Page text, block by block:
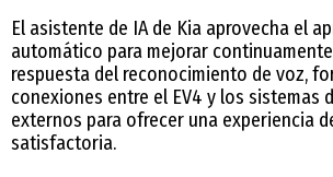
El asistente de IA de Kia aprovecha el
automático para mejorar
respuesta del reconocimiento de voz,
conexiones entre el EV4 y los sistemas
externos para ofrecer una experiencia
satisfactoria.